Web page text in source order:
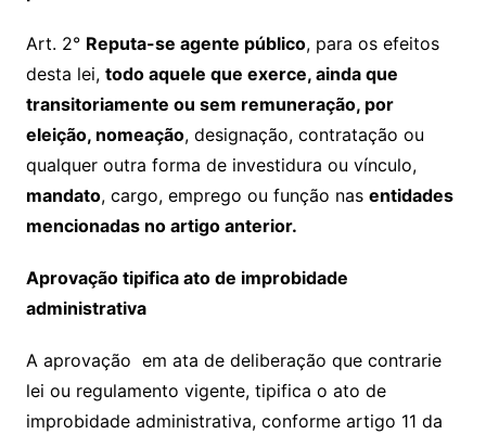
Art. 2° Reputa-se agente público, para os efeitos
desta lei, todo aquele que exerce, ainda que
transitoriamente ou sem remuneração, por
eleição, nomeação, designação, contratação ou
qualquer outra forma de investidura ou vínculo,
mandato, cargo, emprego ou função nas entidades
mencionadas no artigo anterior.
Aprovação tipifica ato de improbidade
administrativa
A aprovação em ata de deliberação que contrarie
lei ou regulamento vigente, tipifica o ato de
improbidade administrativa, conforme artigo 11 da